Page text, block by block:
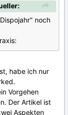
noch
habe ich nur
Vorgehen
Der Artikel ist
Aspekten